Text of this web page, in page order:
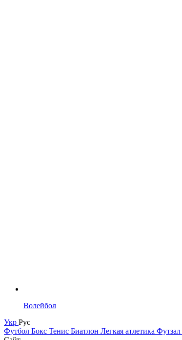
Волейбол
Укр Рус
Футбол Бокс Тенис Биатлон Легкая атлетика Футзал